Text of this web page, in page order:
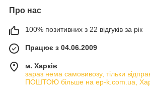
Про нас
100% позитивних з 22 відгуків за рік
Працює з 04.06.2009
м. Харків
зараз нема самовивозу, тільки
ПОШТОЮ більше на ep-k.com.ua,